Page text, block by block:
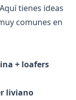
tienes ideas
comunes en
+ loafers
liviano